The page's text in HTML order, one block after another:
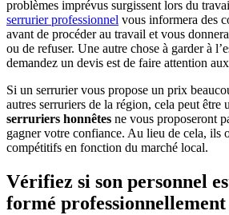
problèmes imprévus surgissent lors du
serrurier professionnel vous informera des
avant de procéder au travail et vous
ou de refuser. Une autre chose à garder à
demandez un devis est de faire attention
Si un serrurier vous propose un prix
autres serruriers de la région, cela peut être
serruriers honnêtes ne vous proposeront
gagner votre confiance. Au lieu de cela, ils
compétitifs en fonction du marché local.
Vérifiez si son personnel
formé professionnellement